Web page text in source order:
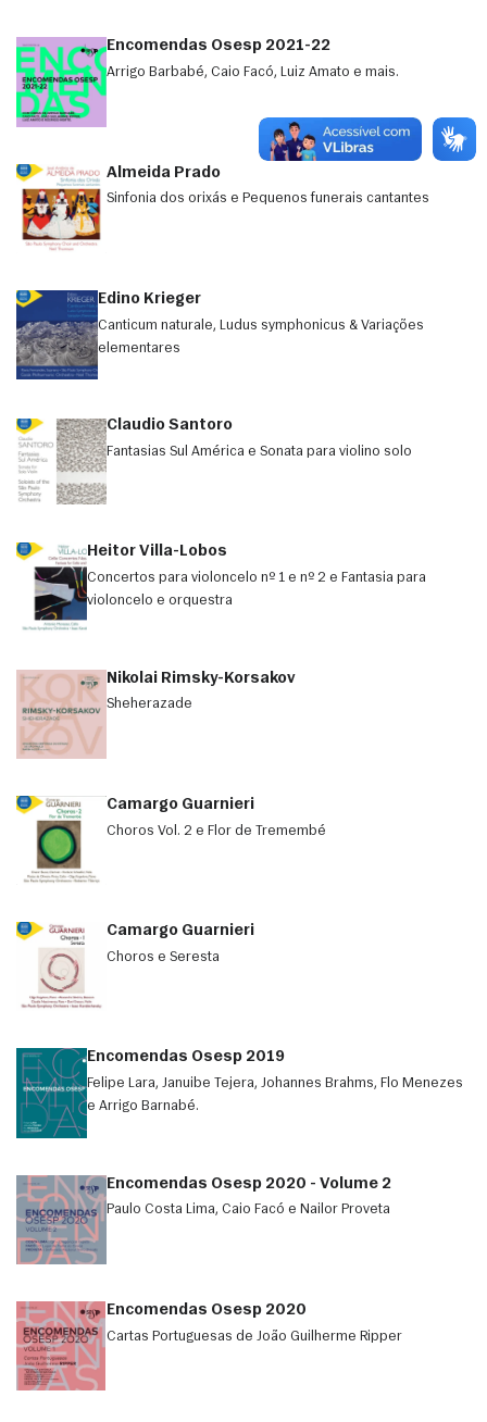
Encomendas Osesp 2021-22
Arrigo Barbabé, Caio Facó, Luiz Amato e mais.
Almeida Prado
Sinfonia dos orixás e Pequenos funerais cantantes
Edino Krieger
Canticum naturale, Ludus symphonicus & Variações
elementares
Claudio Santoro
Fantasias Sul América e Sonata para violino solo
Heitor Villa-Lobos
Concertos para violoncelo nº 1 e nº 2 e Fantasia para
violoncelo e orquestra
Nikolai Rimsky-Korsakov
Sheherazade
Camargo Guarnieri
Choros Vol. 2 e Flor de Tremembé
Camargo Guarnieri
Choros e Seresta
Encomendas Osesp 2019
Felipe Lara, Januibe Tejera, Johannes Brahms, Flo Menezes
e Arrigo Barnabé.
Encomendas Osesp 2020 - Volume 2
Paulo Costa Lima, Caio Facó e Nailor Proveta
Encomendas Osesp 2020
Cartas Portuguesas de João Guilherme Ripper